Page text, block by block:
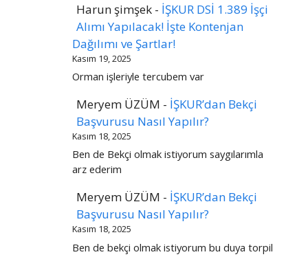
Harun şimşek- İŞKUR DSİ 1.389 İşçi
Alımı Yapılacak! İşte Kontenjan
Dağılımı ve Şartlar!
Kasım 19, 2025
Orman işleriyle tercubem var
Meryem ÜZÜM - İŞKUR’dan Bekçi
Başvurusu Nasıl Yapılır?
Kasım 18, 2025
Ben de Bekçi olmak istiyorum saygılarımla
arz ederim
Meryem ÜZÜM - İŞKUR’dan Bekçi
Başvurusu Nasıl Yapılır?
Kasım 18, 2025
Ben de bekçi olmak istiyorum bu duya torpil